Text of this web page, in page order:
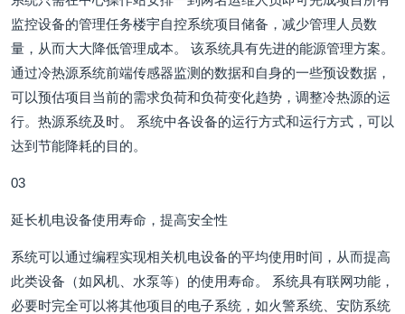
监控设备的管理任务楼宇自控系统项目储备，减少管理人员数
量，从而大大降低管理成本。 该系统具有先进的能源管理方案。
通过冷热源系统前端传感器监测的数据和自身的一些预设数据，
可以预估项目当前的需求负荷和负荷变化趋势，调整冷热源的运
行。热源系统及时。 系统中各设备的运行方式和运行方式，可以
达到节能降耗的目的。
03
延长机电设备使用寿命，提高安全性
系统可以通过编程实现相关机电设备的平均使用时间，从而提高
此类设备（如风机、水泵等）的使用寿命。 系统具有联网功能，
必要时完全可以将其他项目的电子系统，如火警系统、安防系统